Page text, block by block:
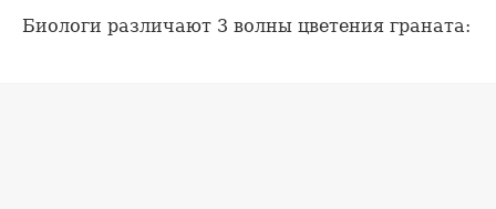
Биологи различают 3 волны цветения граната: